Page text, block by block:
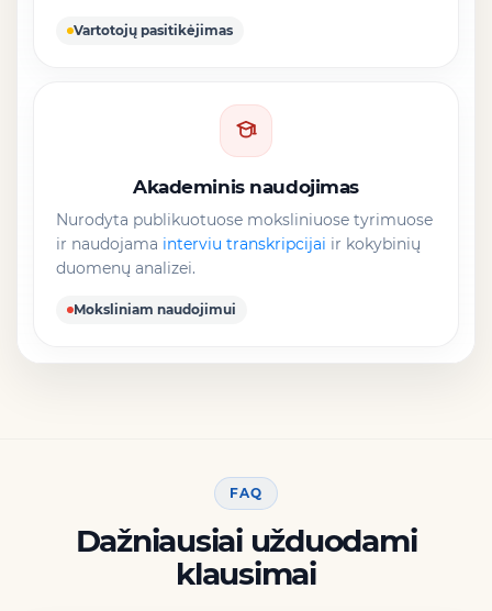
Vartotojų pasitikėjimas
Akademinis naudojimas
Nurodyta publikuotuose moksliniuose tyrimuose
ir naudojama interviu transkripcijai ir kokybinių
duomenų analizei.
Moksliniam naudojimui
FAQ
Dažniausiai užduodami
klausimai